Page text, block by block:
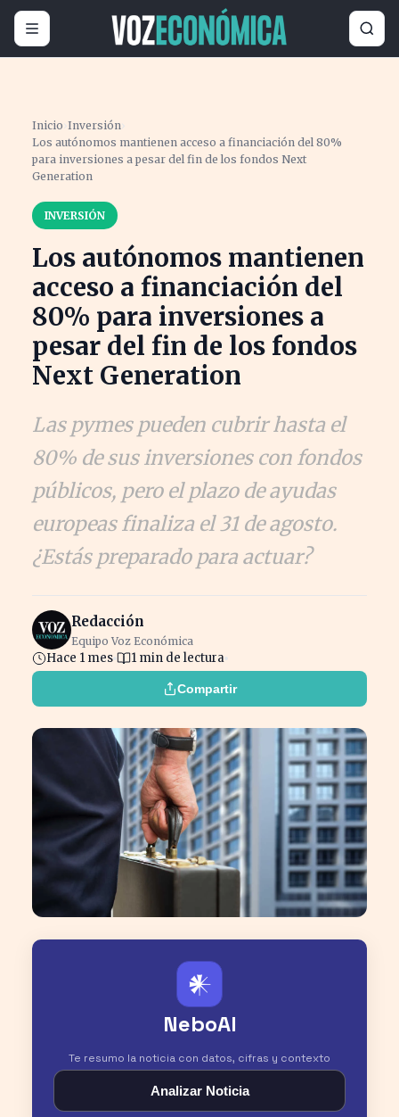
Inicio ›Inversión›
Los autónomos mantienen acceso a financiación del 80%
para inversiones a pesar del fin de los fondos Next
Generation
INVERSIÓN
Los autónomos mantienen
acceso a financiación del
80% para inversiones a
pesar del fin de los fondos
Next Generation
Las pymes pueden cubrir hasta el
80% de sus inversiones con fondos
públicos, pero el plazo de ayudas
europeas finaliza el 31 de agosto.
¿Estás preparado para actuar?
Redacción
Equipo Voz Económica
Hace 1 mes 1 min de lectura
Compartir
𒀭
NeboAI
Te resumo la noticia con datos, cifras y contexto
Analizar Noticia